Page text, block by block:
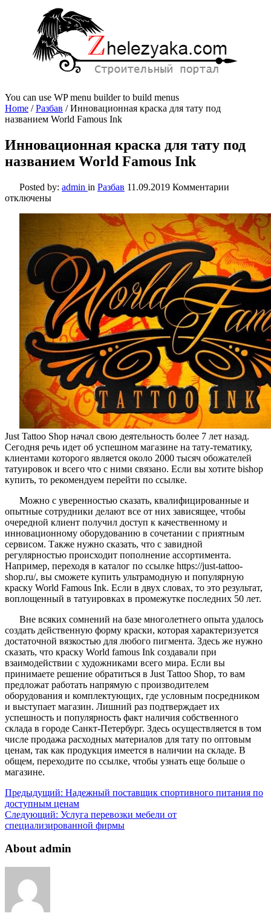
You can use WP menu builder to build menus
Home /Разбав /Инновационная краска для тату под
названием World Famous Ink
Инновационная краска для тату под
названием World Famous Ink
Posted by: admin in Разбав 11.09.2019 Комментарии
краска
для
тату
под
World
Famous
Ink
отключены
Just Tattoo Shop начал свою деятельность более 7 лет назад.
Сегодня речь идет об успешном магазине на тату-тематику,
клиентами которого является около 2000 тысяч обожателей
татуировок и всего что с ними связано. Если вы хотите bishop
купить, то рекомендуем перейти по ссылке.
Можно с уверенностью сказать, квалифицированные и
опытные сотрудники делают все от них зависящее, чтобы
очередной клиент получил доступ к качественному и
инновационному оборудованию в сочетании с приятным
сервисом. Также нужно сказать, что с завидной
регулярностью происходит пополнение ассортимента.
Например, переходя в каталог по ссылке https://just-tattoo-
shop.ru/, вы сможете купить ультрамодную и популярную
краску World Famous Ink. Если в двух словах, то это результат,
воплощенный в татуировках в промежутке последних 50 лет.
Вне всяких сомнений на базе многолетнего опыта удалось
создать действенную форму краски, которая характеризуется
достаточной вязкостью для любого пигмента. Здесь же нужно
сказать, что краску World famous Ink создавали при
взаимодействии с художниками всего мира. Если вы
принимаете решение обратиться в Just Tattoo Shop, то вам
предложат работать напрямую с производителем
оборудования и комплектующих, где условным посредником
и выступает магазин. Лишний раз подтверждает их
успешность и популярность факт наличия собственного
склада в городе Санкт-Петербург. Здесь осуществляется в том
числе продажа расходных материалов для тату по оптовым
ценам, так как продукция имеется в наличии на складе. В
общем, переходите по ссылке, чтобы узнать еще больше о
магазине.
Предыдущий: Надежный поставщик спортивного питания по
доступным ценам
Следующий: Услуга перевозки мебели от
специализированной фирмы
About admin